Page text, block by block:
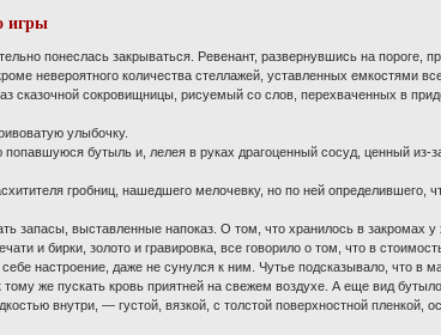
игры
понеслась закрываться. Ревенант, развернувшись на пороге,
невероятного количества стеллажей, уставленных емкостями
сказочной сокровищницы, рисуемый со слов, перехваченных в
улыбочку.
бутыль и, лелея в руках драгоценный сосуд, ценный из-
гробниц, нашедшего мелочевку, но по ней определившего,
запасы, выставленные напоказ. О том, что хранилось в закромах у
и бирки, золото и гравировка, все говорило о том, что в
настроение, даже не сунулся к ним. Чутье подсказывало, что в
же пускать кровь приятней на свежем воздухе. А еще вид
внутри, — густой, вязкой, с толстой поверхностной пленкой,